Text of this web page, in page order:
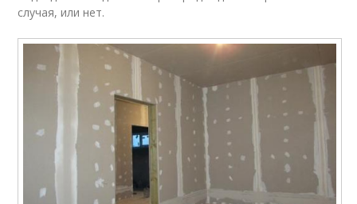
случая, или нет.